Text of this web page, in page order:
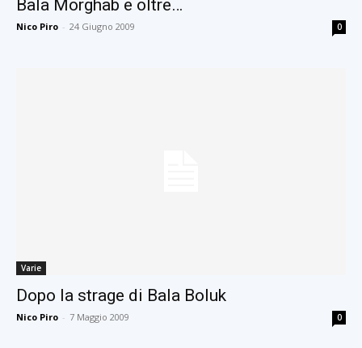
Bala Morghab e oltre…
Nico Piro - 24 Giugno 2009 0
Varie
Dopo la strage di Bala Boluk
Nico Piro - 7 Maggio 2009 0